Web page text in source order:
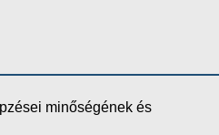
minőségének és